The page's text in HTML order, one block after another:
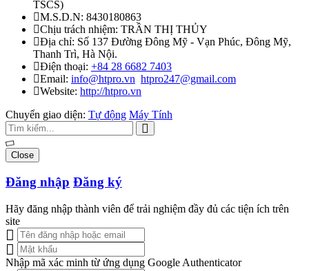
TSCS)
M.S.D.N: 8430180863
Chịu trách nhiệm: TRẦN THỊ THỦY
Địa chỉ: Số 137 Đường Đông Mỹ - Vạn Phúc, Đông Mỹ,
Thanh Trì, Hà Nội.
Điện thoại: +84 28 6682 7403
Email: info@htpro.vn htpro247@gmail.com
Website: http://htpro.vn
Chuyển giao diện: Tự động Máy Tính
Close
Đăng nhập Đăng ký
Hãy đăng nhập thành viên để trải nghiệm đầy đủ các tiện ích trên
site
Nhập mã xác minh từ ứng dụng Google Authenticator